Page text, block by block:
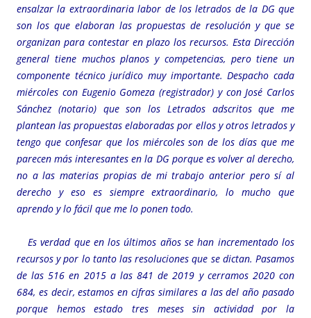
ensalzar la extraordinaria labor de los letrados de la DG que
son los que elaboran las propuestas de resolución y que se
organizan para contestar en plazo los recursos. Esta Dirección
general tiene muchos planos y competencias, pero tiene un
componente técnico jurídico muy importante. Despacho cada
miércoles con Eugenio Gomeza (registrador) y con José Carlos
Sánchez (notario) que son los Letrados adscritos que me
plantean las propuestas elaboradas por ellos y otros letrados y
tengo que confesar que los miércoles son de los días que me
parecen más interesantes en la DG porque es volver al derecho,
no a las materias propias de mi trabajo anterior pero sí al
derecho y eso es siempre extraordinario, lo mucho que
aprendo y lo fácil que me lo ponen todo.
Es verdad que en los últimos años se han incrementado los
recursos y por lo tanto las resoluciones que se dictan. Pasamos
de las 516 en 2015 a las 841 de 2019 y cerramos 2020 con
684, es decir, estamos en cifras similares a las del año pasado
porque hemos estado tres meses sin actividad por la